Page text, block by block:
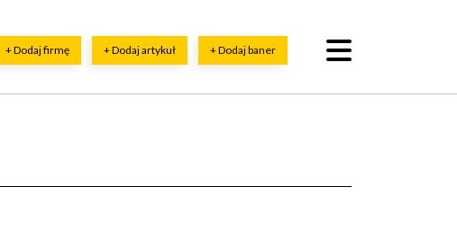
+ Dodaj firmę + Dodaj artykuł + Dodaj baner